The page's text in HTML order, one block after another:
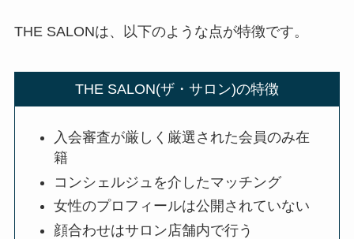
THE SALONは、以下のような点が特徴です。
THE SALON(ザ・サロン)の特徴
入会審査が厳しく厳選された会員のみ在
籍
コンシェルジュを介したマッチング
女性のプロフィールは公開されていない
顔合わせはサロン店舗内で行う